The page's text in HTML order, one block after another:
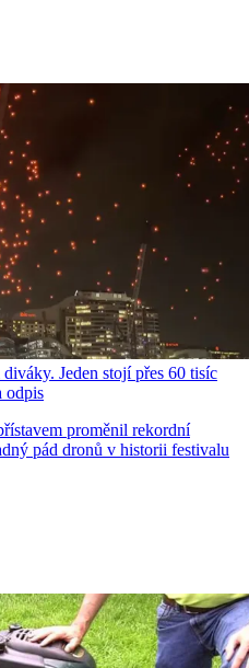
Jeden stojí přes 60 tisíc
odpis
proměnil rekordní
pád dronů v historii festivalu